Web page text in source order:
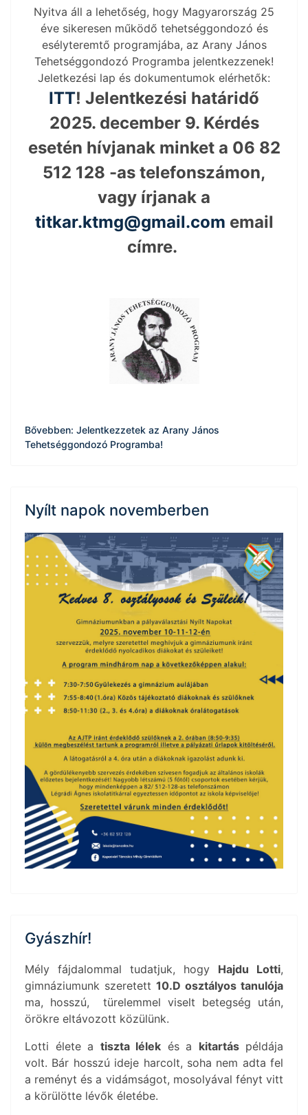
Nyitva áll a lehetőség, hogy Magyarország 25
éve sikeresen működő tehetséggondozó és
esélyteremtő programjába, az Arany János
Tehetséggondozó Programba jelentkezzenek!
Jeletkezési lap és dokumentumok elérhetők:
ITT! Jelentkezési határidő
2025. december 9. Kérdés
esetén hívjanak minket a 06 82
512 128 -as telefonszámon,
vagy írjanak a
titkar.ktmg@gmail.com email
címre.
Bővebben: Jelentkezzetek az Arany János
Tehetséggondozó Programba!
Nyílt napok novemberben
Gyászhír!
Mély fájdalommal tudatjuk, hogy Hajdu Lotti,
gimnáziumunk szeretett 10.D osztályos tanulója
ma, hosszú, türelemmel viselt betegség után,
örökre eltávozott közülünk.
Lotti élete a tiszta lélek és a kitartáspéldája
volt. Bár hosszú ideje harcolt, soha nem adta fel
a reményt és a vidámságot, mosolyával fényt vitt
a körülötte lévők életébe.